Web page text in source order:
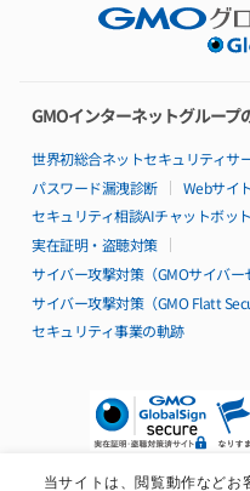
当サイトは、閲覧動作など
パートナー制度
特長
料金
仕様・機能
構成例
99.95%稼働率保証
サポート
導入事例
Isolateシリーズ
仕様・機能
サポート
GMOインターネットグループ
世界初総合ネットセキュリティサ
パスワード漏洩診断
Webサイ
セキュリティ相談AIチャットボット
実在証明・盗聴対策
サイバー攻撃対策（GMOサイバー
サイバー攻撃対策（GMO Flatt
セキュリティ事業の軌跡